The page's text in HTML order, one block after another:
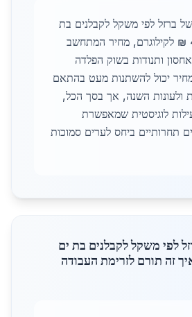
ברזל לפי משקל לקבלנים בת
ים עומד על כ-4 ₪ לקילוגרם, מחיר המתחשב
ותנודות בשוק הפלדה
יכול להשתנות מעט בהתאם
ולעונות השנה, אך בסך הכל,
לוגיסטית שמאפשרת
תחרותיים ביחס לערים סמוכות
לפי משקל לקבלנים בת ים
זה תורם לזרימת העבודה